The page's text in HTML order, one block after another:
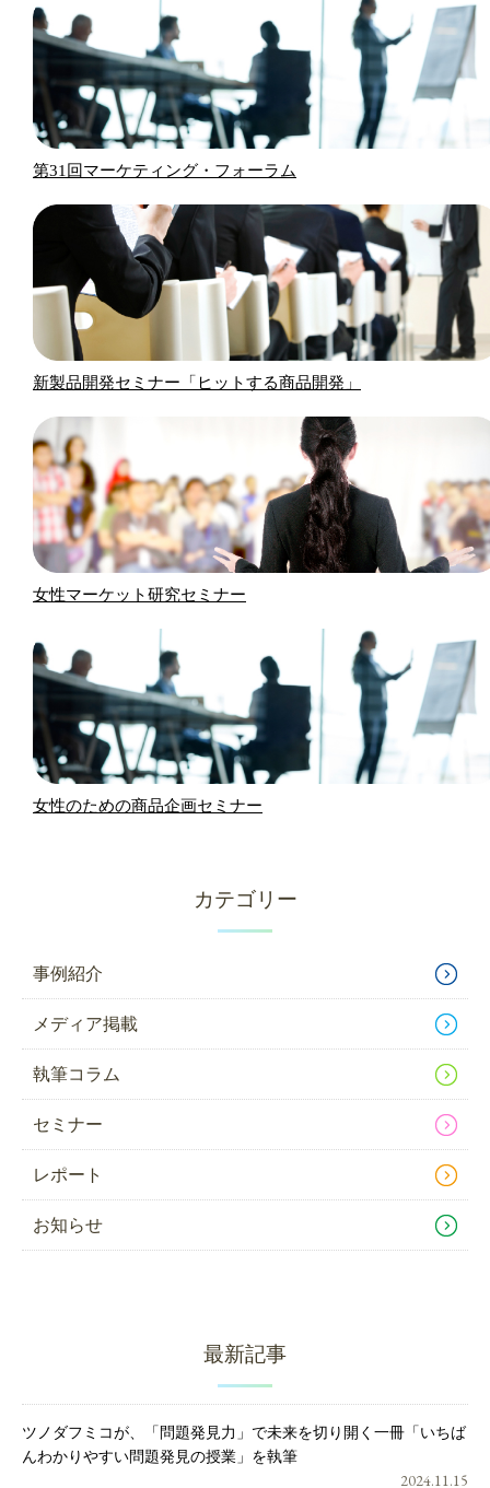
第31回マーケティング・フォーラム
新製品開発セミナー「ヒットする商品開発」
女性マーケット研究セミナー
女性のための商品企画セミナー
カテゴリー
事例紹介
メディア掲載
執筆コラム
セミナー
レポート
お知らせ
最新記事
ツノダフミコが、「問題発見力」で未来を切り開く一冊「いちば
んわかりやすい問題発見の授業」を執筆
2024.11.15